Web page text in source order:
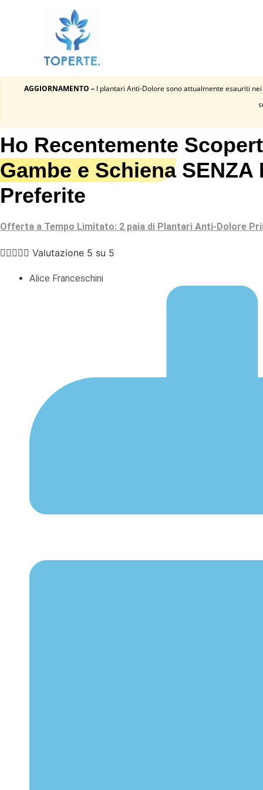
AGGIORNAMENTO – I plantari Anti-Dolore sono attualmente esauriti
Ho Recentemente
Gambe e SchienaSENZA
Preferite
Offerta a Tempo Limitato: 2 paia di Plantari Anti-Dolore
 Valutazione 5 su 5
Alice Franceschini